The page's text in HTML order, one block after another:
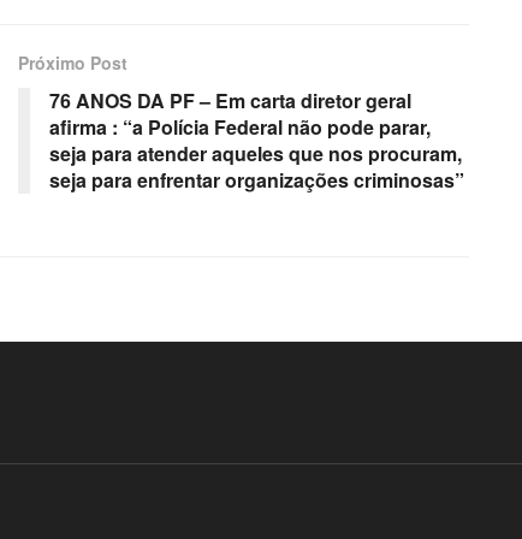
Próximo Post
76 ANOS DA PF – Em carta diretor geral
afirma : “a Polícia Federal não pode parar,
seja para atender aqueles que nos procuram,
seja para enfrentar organizações criminosas”